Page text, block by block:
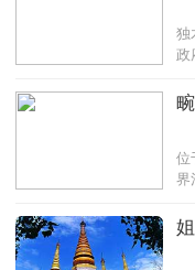
独
政
位
界